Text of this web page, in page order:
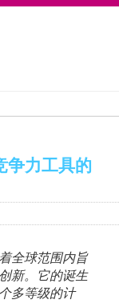
争力工具的
全球范围内旨
新。它的诞生
多等级的计